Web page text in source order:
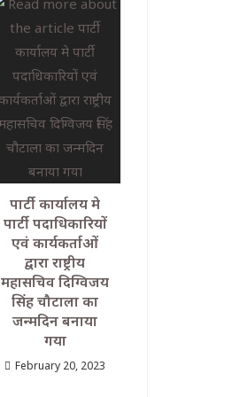
पार्टी कार्यालय मे
पार्टी पदाधिकारियों
एवं कार्यकर्ताओं
द्वारा राष्ट्रीय
महासचिव दिग्विजय
सिंह चौटाला का
जन्मदिन बनाया
गया
February 20, 2023